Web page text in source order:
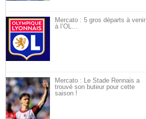
Mercato : 5 gros départs à venir
à l’OL…
Mercato : Le Stade Rennais a
trouvé son buteur pour cette
saison !